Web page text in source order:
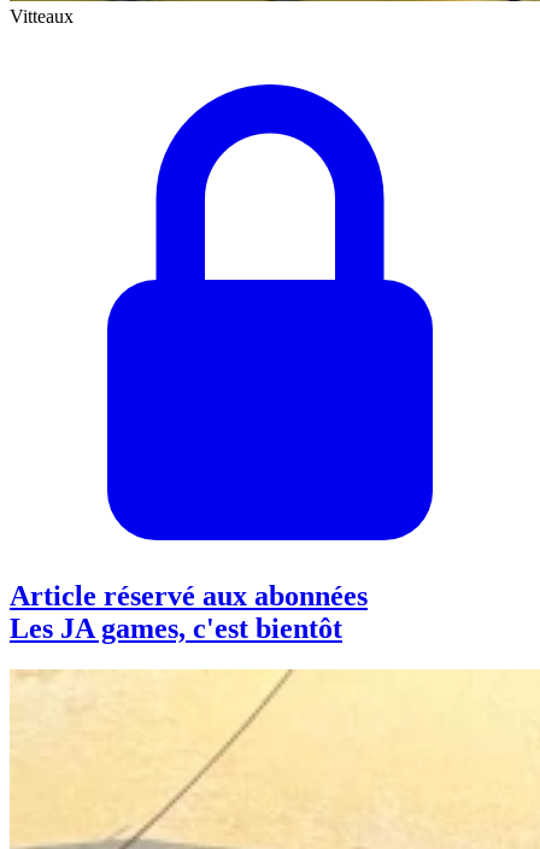
Vitteaux
Article réservé aux abonnées
Les JA games, c'est bientôt